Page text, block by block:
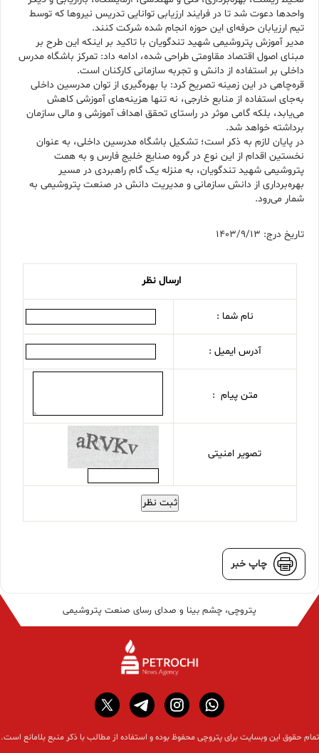
واحدها دعوت شد تا در فرایند ارزیابی توانایی تدریس نیروها که توسط
تیم ارزیابان حرفه‌ای این حوزه انجام شده شرکت کنند.
مدیر آموزش پتروشیمی شهید تندگویان با تاکید بر اینکه این طرح بر
مبنای اصول اقتصاد مقاومتی طراحی شده، ادامه داد: تمرکز باشگاه مدرس
داخلی بر استفاده از دانش و تجربه سازمانی کارکنان است.
قره‌چاهی در این زمینه تصریح کرد: با بهره‌گیری از توان مدرسین داخلی
به‌جای استفاده از منابع خارجی، نه تنها هزینه‌های آموزشی کاهش
می‌یابد، بلکه گامی موثر در راستای تحقق اهداف آموزشی و مالی سازمان
برداشته خواهد شد.
در پایان لازم به ذکر است؛ تشکیل باشگاه مدرسین داخلی، به عنوان
نخستین اقدام از این نوع در گروه صنایع خلیج فارس و به همت
پتروشیمی شهید تندگویان، به منزله یک گام راهبردی در مسیر
بهره‌برداری از دانش سازمانی و مدیریت دانش در صنعت پتروشیمی به
شمار می‌رود.
تاریخ درج: 1403/9/13
ارسال نظر
نام شما :
آدرس ایمیل :
متن پیام :
تصویر امنیتی
ثبت نظر
چاپ خبر
پتروچی، چشم بینا و صدای رسای صنعت پتروشیمی
تمام حقوق این وبسایت برای پتروچی محفوظ بوده و استفاده از مطالب با ذکر منبع بلامانع است.